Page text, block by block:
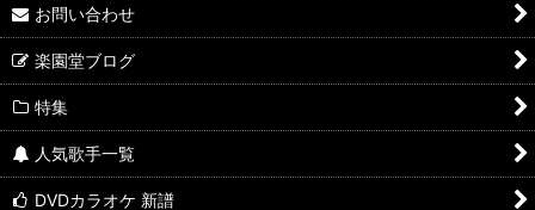
お問い合わせ
楽園堂ブログ
特集
人気歌手一覧
DVDカラオケ 新譜